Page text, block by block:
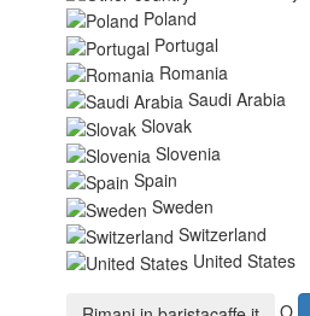
Poland
Portugal
Romania
Saudi Arabia
Slovak
Slovenia
Spain
Sweden
Switzerland
United States
O